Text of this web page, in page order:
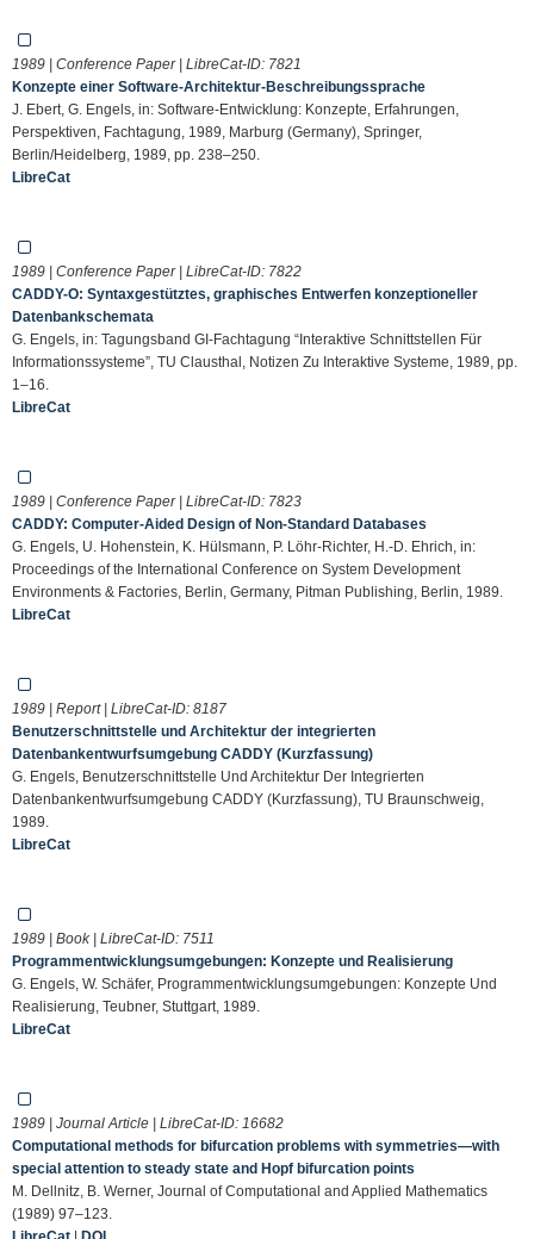
1989 | Conference Paper | LibreCat-ID: 7821
Konzepte einer Software-Architektur-Beschreibungssprache
J. Ebert, G. Engels, in: Software-Entwicklung: Konzepte, Erfahrungen,
Perspektiven, Fachtagung, 1989, Marburg (Germany), Springer,
Berlin/Heidelberg, 1989, pp. 238–250.
LibreCat
1989 | Conference Paper | LibreCat-ID: 7822
CADDY-O: Syntaxgestütztes, graphisches Entwerfen konzeptioneller
Datenbankschemata
G. Engels, in: Tagungsband GI-Fachtagung “Interaktive Schnittstellen Für
Informationssysteme”, TU Clausthal, Notizen Zu Interaktive Systeme, 1989, pp.
1–16.
LibreCat
1989 | Conference Paper | LibreCat-ID: 7823
CADDY: Computer-Aided Design of Non-Standard Databases
G. Engels, U. Hohenstein, K. Hülsmann, P. Löhr-Richter, H.-D. Ehrich, in:
Proceedings of the International Conference on System Development
Environments & Factories, Berlin, Germany, Pitman Publishing, Berlin, 1989.
LibreCat
1989 | Report | LibreCat-ID: 8187
Benutzerschnittstelle und Architektur der integrierten
Datenbankentwurfsumgebung CADDY (Kurzfassung)
G. Engels, Benutzerschnittstelle Und Architektur Der Integrierten
Datenbankentwurfsumgebung CADDY (Kurzfassung), TU Braunschweig,
1989.
LibreCat
1989 | Book | LibreCat-ID: 7511
Programmentwicklungsumgebungen: Konzepte und Realisierung
G. Engels, W. Schäfer, Programmentwicklungsumgebungen: Konzepte Und
Realisierung, Teubner, Stuttgart, 1989.
LibreCat
1989 | Journal Article | LibreCat-ID: 16682
Computational methods for bifurcation problems with symmetries—with
special attention to steady state and Hopf bifurcation points
M. Dellnitz, B. Werner, Journal of Computational and Applied Mathematics
(1989) 97–123.